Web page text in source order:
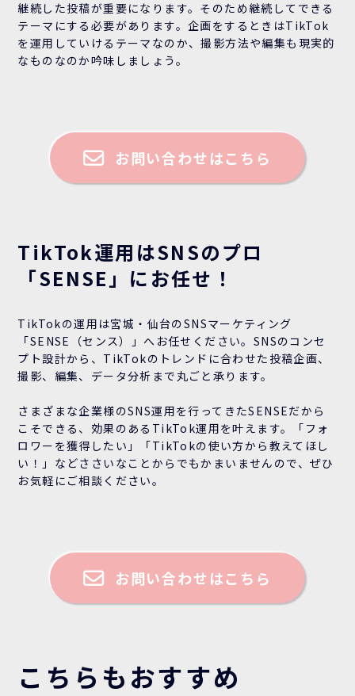
継続した投稿が重要になります。そのため継続してできる
テーマにする必要があります。企画をするときはTikTok
を運用していけるテーマなのか、撮影方法や編集も現実的
なものなのか吟味しましょう。
お問い合わせはこちら
TikTok運用はSNSのプロ
「SENSE」にお任せ！
TikTokの運用は宮城・仙台のSNSマーケティング
「SENSE（センス）」へお任せください。SNSのコンセ
プト設計から、TikTokのトレンドに合わせた投稿企画、
撮影、編集、データ分析まで丸ごと承ります。
さまざまな企業様のSNS運用を行ってきたSENSEだから
こそできる、効果のあるTikTok運用を叶えます。「フォ
ロワーを獲得したい」「TikTokの使い方から教えてほし
い！」などささいなことからでもかまいませんので、ぜひ
お気軽にご相談ください。
お問い合わせはこちら
こちらもおすすめ